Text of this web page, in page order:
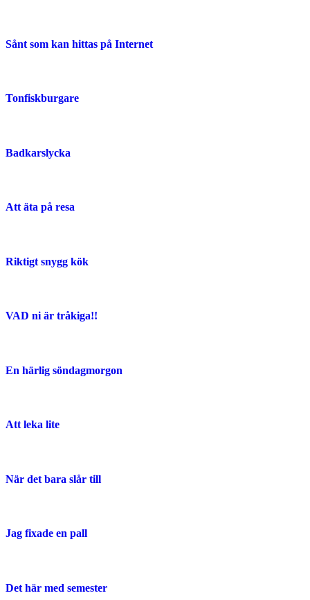
Sånt som kan hittas på Internet
Tonfiskburgare
Badkarslycka
Att äta på resa
Riktigt snygg kök
VAD ni är tråkiga!!
En härlig söndagmorgon
Att leka lite
När det bara slår till
Jag fixade en pall
Det här med semester